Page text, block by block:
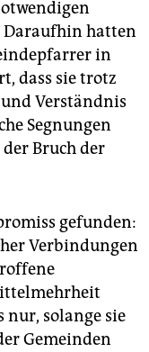
hatten
in
dass sie trotz
und Verständnis
Segnungen
Bruch der
gefunden:
Verbindungen
solange sie
Gemeinden